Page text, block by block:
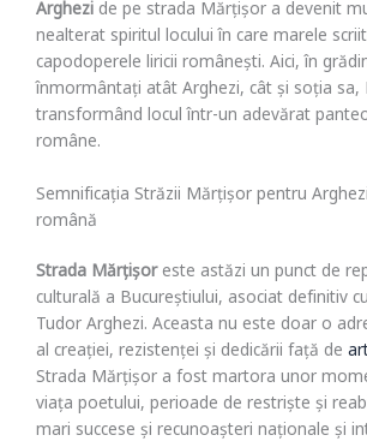
Arghezi de pe strada Mărțișor a devenit
nealterat spiritul locului în care marele
capodoperele liricii românești. Aici, în
înmormântați atât Arghezi, cât și soția sa,
transformând locul într-un adevărat
române.
Semnificația Străzii Mărțișor pentru
română
Strada Mărțișoreste astăzi un punct de
culturală a Bucureștiului, asociat definitiv
Tudor Arghezi. Aceasta nu este doar o
al creației, rezistenței și dedicării față de
Strada Mărțișor a fost martora unor
viața poetului, perioade de restriște și
mari succese și recunoașteri naționale și